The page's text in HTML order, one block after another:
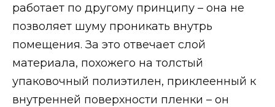
работает по другому принципу – она не
позволяет шуму проникать внутрь
помещения. За это отвечает слой
материала, похожего на толстый
упаковочный полиэтилен, приклеенный к
внутренней поверхности пленки – он